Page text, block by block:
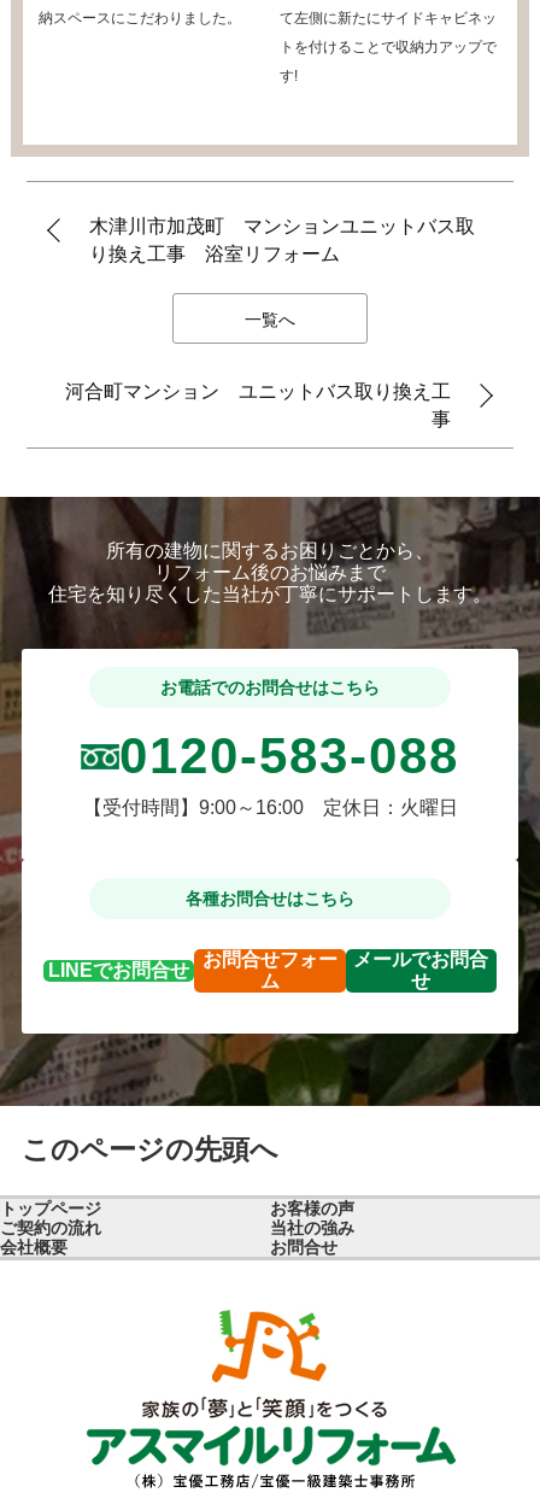
納スペースにこだわりました。
て左側に新たにサイドキャビネッ
トを付けることで収納力アップで
す!
木津川市加茂町 マンションユニットバス取
り換え工事 浴室リフォーム
一覧へ
河合町マンション ユニットバス取り換え工
事
所有の建物に関するお困りごとから、
リフォーム後のお悩みまで
住宅を知り尽くした当社が丁寧にサポートします。
お電話でのお問合せはこちら
0120-583-088
【受付時間】9:00～16:00 定休日：火曜日
各種お問合せはこちら
LINEでお問合せ
お問合せフォー
ム
メールでお問合
せ
このページの先頭へ
トップページ
お客様の声
ご契約の流れ
当社の強み
会社概要
お問合せ